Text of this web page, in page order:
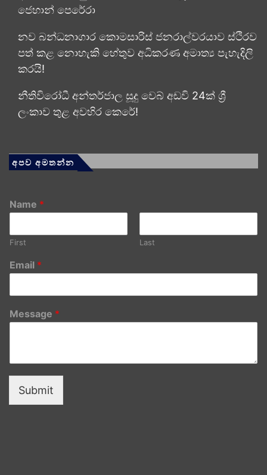
ජෙහාන් පෙරේරා
නව බන්ධනාගාර කොමසාරිස් ජනරාල්වරයාව ස්ථිරව
පත් කළ නොහැකි හේතුව අධිකරණ අමාත්‍ය පැහැදිලි
කරයි!
නීතිවිරෝධී අන්තර්ජාල සූදු වෙබ් අඩවි 24ක් ශ්‍රී
ලංකාව තුළ අවහිර කෙරේ!
අපව අමතන්න
Name *
First Last
Email *
Message *
Submit